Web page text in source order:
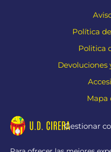
Gestionar
Política
Politica
Devoluciones
Mapa